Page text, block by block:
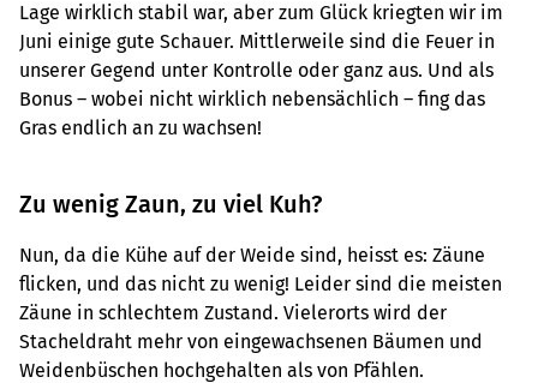
Lage wirklich stabil war, aber zum Glück kriegten wir im
Juni einige gute Schauer. Mittlerweile sind die Feuer in
unserer Gegend unter Kontrolle oder ganz aus. Und als
Bonus – wobei nicht wirklich nebensächlich – fing das
Gras endlich an zu wachsen!
Zu wenig Zaun, zu viel Kuh?
Nun, da die Kühe auf der Weide sind, heisst es: Zäune
flicken, und das nicht zu wenig! Leider sind die meisten
Zäune in schlechtem Zustand. Vielerorts wird der
Stacheldraht mehr von eingewachsenen Bäumen und
Weidenbüschen hochgehalten als von Pfählen.